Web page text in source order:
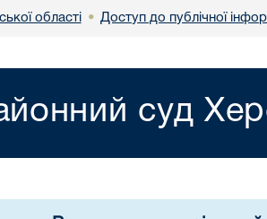
області • Доступ до публічної
суд